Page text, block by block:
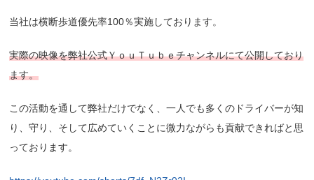
当社は横断歩道優先率100％実施しております。
実際の映像を弊社公式ＹｏｕＴｕｂｅチャンネルにて公開しており
ます。
この活動を通して弊社だけでなく、一人でも多くのドライバーが知
り、守り、そして広めていくことに微力ながらも貢献できればと思
っております。